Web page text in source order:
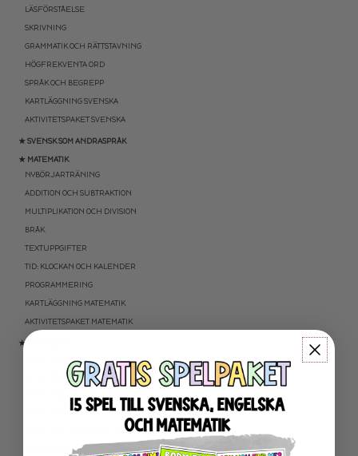
LÄSFÖRSTÅELSE
SKRIVNING
GRAMMATIK OCH RÄTTSTAVNING
HÖGFREKVENTA ORD
SPRÅK OCH BEGREPP
KARTLÄGGNING SVENSKA
AKTIVITETSPAKET SVENSKA
★ SVENSK SOM ANDRASPRÅK
★ MATEMATIK
NYBÖRJARTRÄNING
ADDITION OCH SUBTRAKTION
MULTIPLIKATION OCH DIVISION
BRÅK
TEXTUPPGIFTER
TID: KLOCKAN OCH KALENDER
PROGRAMMERING
KARTLÄGGNING MATEMATIK
AKTIVITETSPAKET MATEMATIK
★ ENGELSKA
ENGELSKA LÄSNING
ENGELSK SKRIVNING
ENGELSKA ORD- OCH BEGREPP
ENGELSK GRAMATIK
ENGELSKA HÖGFREKVENTA ORD
ENGELSK MUNTLIGA FÄRDIGHET